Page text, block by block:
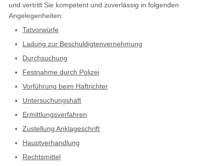
und vertritt Sie kompetent und zuverlässig in folgenden
Angelegenheiten:
Tatvorwürfe
Ladung zur Beschuldigtenvernehmung
Durchsuchung
Festnahme durch Polizei
Vorführung beim Haftrichter
Untersuchungshaft
Ermittlungsverfahren
Zustellung Anklageschrift
Hauptverhandlung
Rechtsmittel